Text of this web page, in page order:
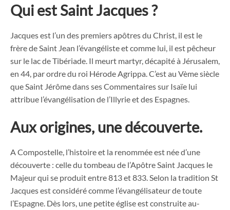
Qui est Saint Jacques ?
Jacques est l’un des premiers apôtres du Christ, il est le
frère de Saint Jean l’évangéliste et comme lui, il est pêcheur
sur le lac de Tibériade. Il meurt martyr, décapité à Jérusalem,
en 44, par ordre du roi Hérode Agrippa. C’est au Vème siècle
que Saint Jérôme dans ses Commentaires sur Isaïe lui
attribue l’évangélisation de l’Illyrie et des Espagnes.
Aux origines, une découverte.
A Compostelle, l’histoire et la renommée est née d’une
découverte : celle du tombeau de l’Apôtre Saint Jacques le
Majeur qui se produit entre 813 et 833. Selon la tradition St
Jacques est considéré comme l’évangélisateur de toute
l’Espagne. Dès lors, une petite église est construite au-